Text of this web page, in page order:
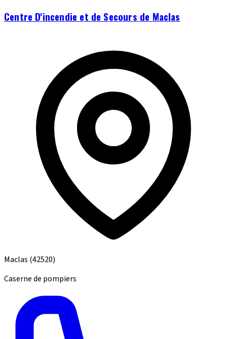
Centre D'incendie et de Secours de Maclas
Maclas (42520)
Caserne de pompiers